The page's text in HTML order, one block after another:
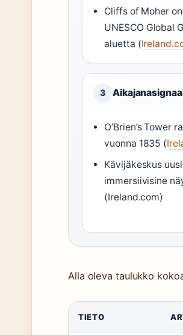
Cliffs of Moher
UNESCO Global
aluetta (
3
O’Brien’s Tower
vuonna 1835 (
Kävijäkeskus
immersiivisine
(Ireland.com)
Alla oleva taulukko
TIETO